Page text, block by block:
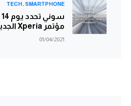
SMARTPHONE
TECH
مؤتمر Xperia الجديد
01/04/2021